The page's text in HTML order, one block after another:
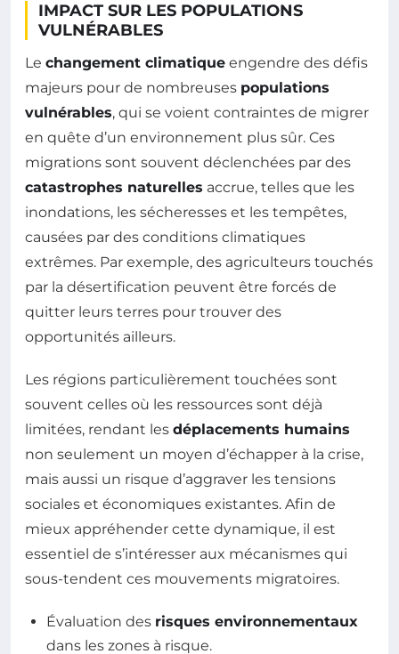
IMPACT SUR LES POPULATIONS
VULNÉRABLES
Le changement climatique engendre des défis
majeurs pour de nombreuses populations
vulnérables, qui se voient contraintes de migrer
en quête d’un environnement plus sûr. Ces
migrations sont souvent déclenchées par des
catastrophes naturelles accrue, telles que les
inondations, les sécheresses et les tempêtes,
causées par des conditions climatiques
extrêmes. Par exemple, des agriculteurs touchés
par la désertification peuvent être forcés de
quitter leurs terres pour trouver des
opportunités ailleurs.
Les régions particulièrement touchées sont
souvent celles où les ressources sont déjà
limitées, rendant les déplacements humains
non seulement un moyen d’échapper à la crise,
mais aussi un risque d’aggraver les tensions
sociales et économiques existantes. Afin de
mieux appréhender cette dynamique, il est
essentiel de s’intéresser aux mécanismes qui
sous-tendent ces mouvements migratoires.
Évaluation des risques environnementaux
dans les zones à risque.